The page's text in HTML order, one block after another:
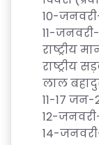
10-जनवरी
11-जनवरी
राष्ट्रीय
राष्ट्रीय
लाल
11-17 जन-
12-जनवरी
14-जनवरी